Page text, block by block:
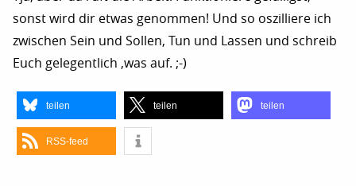
sonst wird dir etwas genommen! Und so oszilliere ich
zwischen Sein und Sollen, Tun und Lassen und schreib
Euch gelegentlich ‚was auf. ;-)
teilen teilen teilen
RSS-feed